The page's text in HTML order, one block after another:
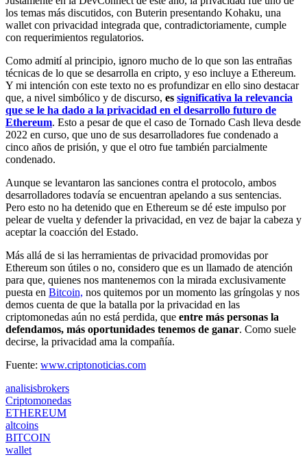
los temas más discutidos, con Buterin presentando Kohaku, una
wallet con privacidad integrada que, contradictoriamente, cumple
con requerimientos regulatorios.
Como admití al principio, ignoro mucho de lo que son las entrañas
técnicas de lo que se desarrolla en cripto, y eso incluye a Ethereum.
Y mi intención con este texto no es profundizar en ello sino destacar
que, a nivel simbólico y de discurso, es significativa la relevancia
que se le ha dado a la privacidad en el desarrollo futuro de
Ethereum. Esto a pesar de que el caso de Tornado Cash lleva desde
2022 en curso, que uno de sus desarrolladores fue condenado a
cinco años de prisión, y que el otro fue también parcialmente
condenado.
Aunque se levantaron las sanciones contra el protocolo, ambos
desarrolladores todavía se encuentran apelando a sus sentencias.
Pero esto no ha detenido que en Ethereum se dé este impulso por
pelear de vuelta y defender la privacidad, en vez de bajar la cabeza y
aceptar la coacción del Estado.
Más allá de si las herramientas de privacidad promovidas por
Ethereum son útiles o no, considero que es un llamado de atención
para que, quienes nos mantenemos con la mirada exclusivamente
puesta en Bitcoin, nos quitemos por un momento las gríngolas y nos
demos cuenta de que la batalla por la privacidad en las
criptomonedas aún no está perdida, que entre más personas la
defendamos, más oportunidades tenemos de ganar. Como suele
decirse, la privacidad ama la compañía.
Fuente: www.criptonoticias.com
analisisbrokers
Criptomonedas
ETHEREUM
altcoins
BITCOIN
wallet